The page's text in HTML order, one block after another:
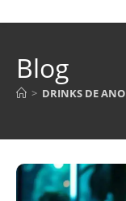
Blog
> DRINKS DE